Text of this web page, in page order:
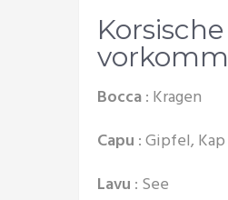
Bocca: Kragen
Capu : Gipfel, Kap
Lavu : See